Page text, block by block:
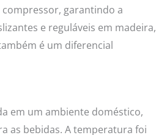
garantindo a
e reguláveis em madeira,
é um diferencial
em um ambiente doméstico,
as bebidas. A temperatura foi